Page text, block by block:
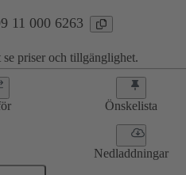
11 000 6263
priser och tillgänglighet.
Önskelista
Nedladdningar